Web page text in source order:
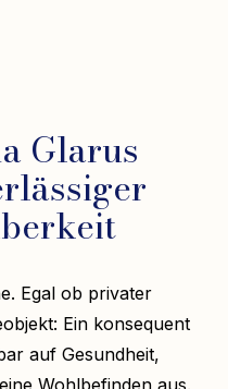
Glarus
Egal ob privater
Ein konsequent
auf Gesundheit,
Wohlbefinden aus.